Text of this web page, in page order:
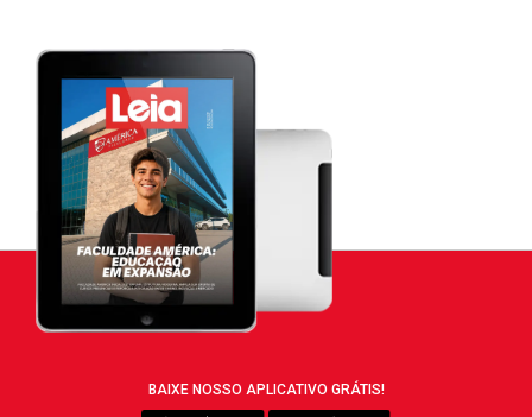
BAIXE NOSSO APLICATIVO GRÁTIS!